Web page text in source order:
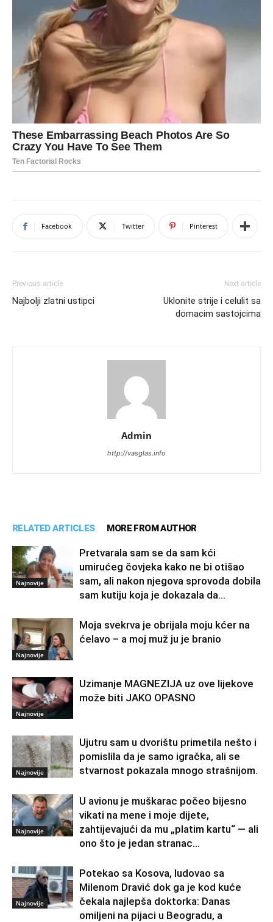
Facebook Twitter Pinterest
Previous article
Najbolji zlatni ustipci
Next article
Uklonite strije i celulit sa
domacim sastojcima
Admin
http://vasglas.info
RELATED ARTICLES MORE FROM AUTHOR
Najnovije
Pretvarala sam se da sam kći
umirućeg čovjeka kako ne bi otišao
sam, ali nakon njegova sprovoda dobila
sam kutiju koja je dokazala da...
Najnovije
Moja svekrva je obrijala moju kćer na
ćelavo – a moj muž ju je branio
Najnovije
Uzimanje MAGNEZIJA uz ove lijekove
može biti JAKO OPASNO
Najnovije
Ujutru sam u dvorištu primetila nešto i
pomislila da je samo igračka, ali se
stvarnost pokazala mnogo strašnijom.
Najnovije
U avionu je muškarac počeo bijesno
vikati na mene i moje dijete,
zahtijevajući da mu „platim kartu“ — ali
ono što je jedan stranac...
Najnovije
Potekao sa Kosova, ludovao sa
Milenom Dravić dok ga je kod kuće
čekala najlepša doktorka: Danas
omiljeni na pijaci u Beogradu, a